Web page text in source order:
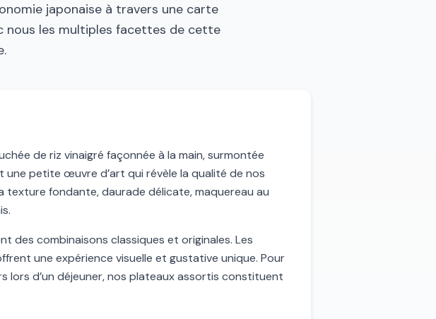
japonaise à travers une carte
nous les multiples facettes de cette
de riz vinaigré façonnée à la main, surmontée
une petite œuvre d’art qui révèle la qualité de nos
fondante, daurade délicate, maquereau au
des combinaisons classiques et originales. Les
une expérience visuelle et gustative unique. Pour
lors d’un déjeuner, nos plateaux assortis constituent